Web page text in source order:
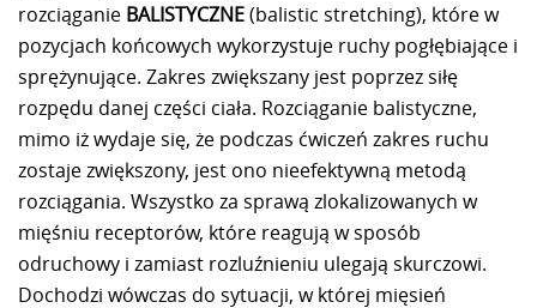
rozciąganie BALISTYCZNE(balistic stretching), które w
pozycjach końcowych wykorzystuje ruchy pogłębiające i
sprężynujące. Zakres zwiększany jest poprzez siłę
rozpędu danej części ciała. Rozciąganie balistyczne,
mimo iż wydaje się, że podczas ćwiczeń zakres ruchu
zostaje zwiększony, jest ono nieefektywną metodą
rozciągania. Wszystko za sprawą zlokalizowanych w
mięśniu receptorów, które reagują w sposób
odruchowy i zamiast rozluźnieniu ulegają skurczowi.
Dochodzi wówczas do sytuacji, w której mięsień